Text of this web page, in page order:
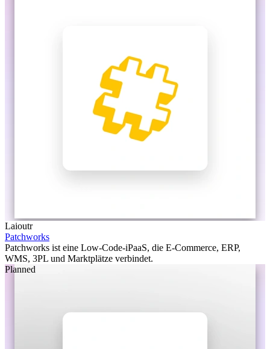
Laioutr
Patchworks
Patchworks ist eine Low-Code-iPaaS, die E-Commerce, ERP,
WMS, 3PL und Marktplätze verbindet.
Planned